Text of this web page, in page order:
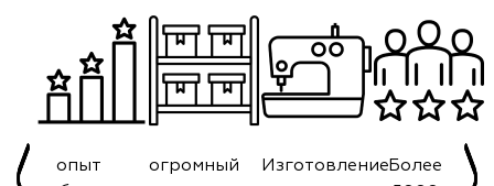
опыт
огромный
ИзготовлениеБолее